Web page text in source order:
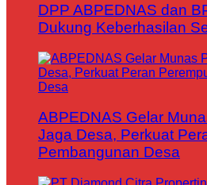
DPP ABPEDNAS dan
Dukung Keberhasilan
ABPEDNAS Gelar
Jaga Desa, Perkuat
Pembangunan Desa